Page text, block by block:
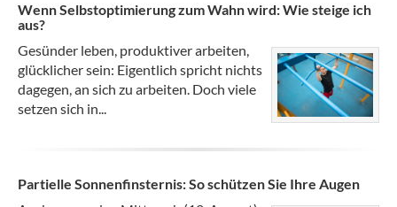
Wenn Selbstoptimierung zum Wahn wird: Wie steige ich
aus?
Gesünder leben, produktiver arbeiten,
glücklicher sein: Eigentlich spricht nichts
dagegen, an sich zu arbeiten. Doch viele
setzen sich in...
Partielle Sonnenfinsternis: So schützen Sie Ihre Augen